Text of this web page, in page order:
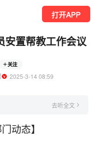
打开APP
安置帮教工作会议
关注
  2025-3-14 08:59
去听全文
动态】